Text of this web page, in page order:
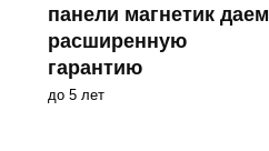
панели магнетик даем
расширенную
гарантию
до 5 лет